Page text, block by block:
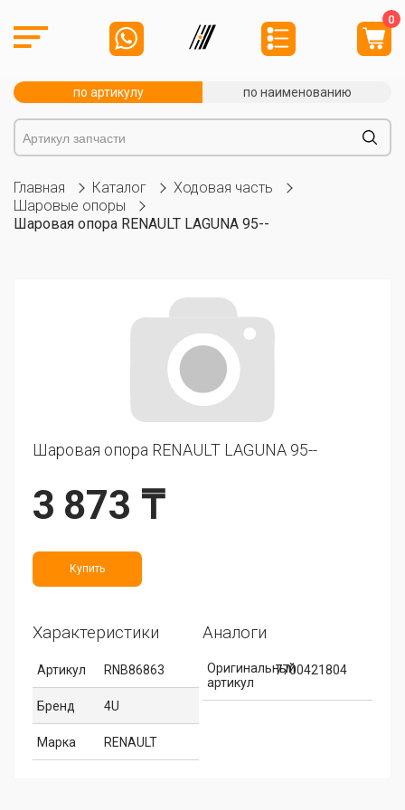
0
по артикулу по наименованию
Главная Каталог
Ходовая часть
Шаровые опоры
Шаровая опора RENAULT LAGUNA 95--
Шаровая опора RENAULT LAGUNA 95--
3 873 ₸
Купить
Характеристики
Артикул RNB86863
Бренд 4U
Марка RENAULT
Аналоги
Оригинальный
артикул
7700421804